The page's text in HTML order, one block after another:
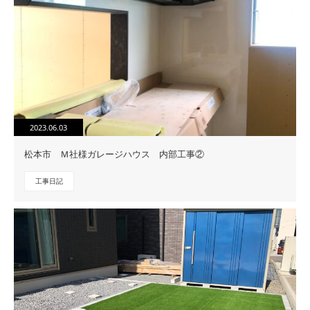
2023.06.03
松本市 Ｍ社様ガレージハウス 内部工事②
工事日記